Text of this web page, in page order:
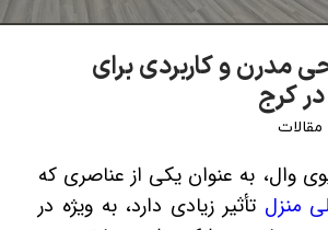
مدرن و کاربردی برای
در کرج
مقالات
وال، به عنوان یکی از عناصری که
منزل تأثیر زیادی دارد، به ویژه در